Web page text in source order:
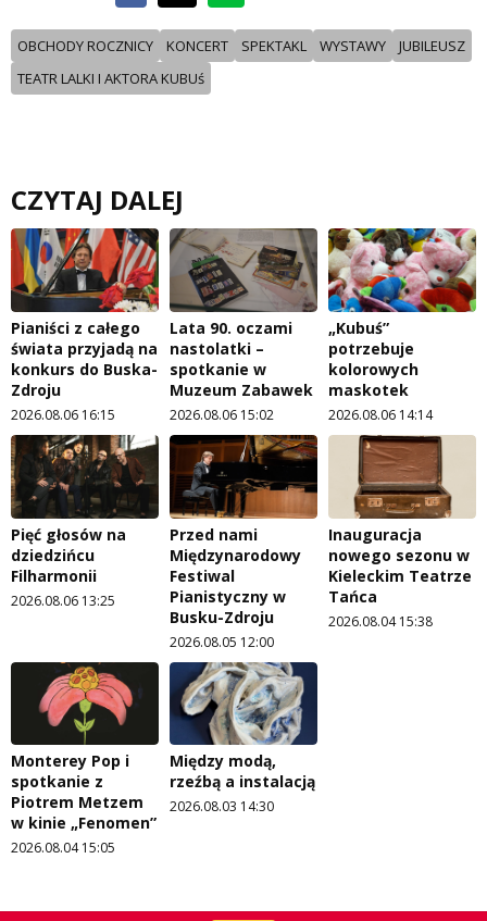
OBCHODY ROCZNICY KONCERT SPEKTAKL WYSTAWY
JUBILEUSZ
TEATR LALKI I AKTORA KUBUś
CZYTAJ DALEJ
Pianiści z całego
świata przyjadą na
konkurs do Buska-
Zdroju
2026.08.06 16:15
Lata 90. oczami
nastolatki –
spotkanie w
Muzeum Zabawek
2026.08.06 15:02
„Kubuś”
potrzebuje
kolorowych
maskotek
2026.08.06 14:14
Pięć głosów na
dziedzińcu
Filharmonii
2026.08.06 13:25
Przed nami
Międzynarodowy
Festiwal
Pianistyczny w
Busku-Zdroju
2026.08.05 12:00
Inauguracja
nowego sezonu w
Kieleckim Teatrze
Tańca
2026.08.04 15:38
Monterey Pop i
spotkanie z
Piotrem Metzem
w kinie „Fenomen”
2026.08.04 15:05
Między modą,
rzeźbą a instalacją
2026.08.03 14:30